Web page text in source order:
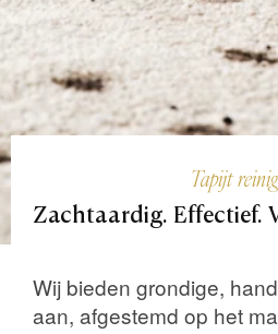
Tapijt
Zachtaardig. Effectief.
Wij bieden grondige,
aan, afgestemd op het